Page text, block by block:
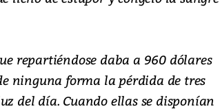
repartiéndose daba a 960 dólares
ninguna forma la pérdida de tres
del día. Cuando ellas se disponían